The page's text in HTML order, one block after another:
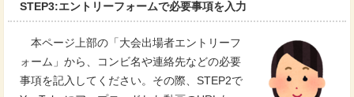
STEP3:エントリーフォームで必要事項を入力
本ページ上部の「大会出場者エントリーフ
ォーム」から、コンビ名や連絡先などの必要
事項を記入してください。その際、STEP2で